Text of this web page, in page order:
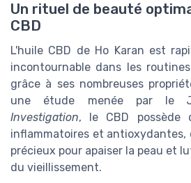
Un rituel de beauté
CBD
L'huile CBD de Ho Karan est
incontournable dans les
grâce à ses nombreuses
une étude menée par le
Investigation, le CBD possède
inflammatoires et
précieux pour apaiser la peau et
du vieillissement.